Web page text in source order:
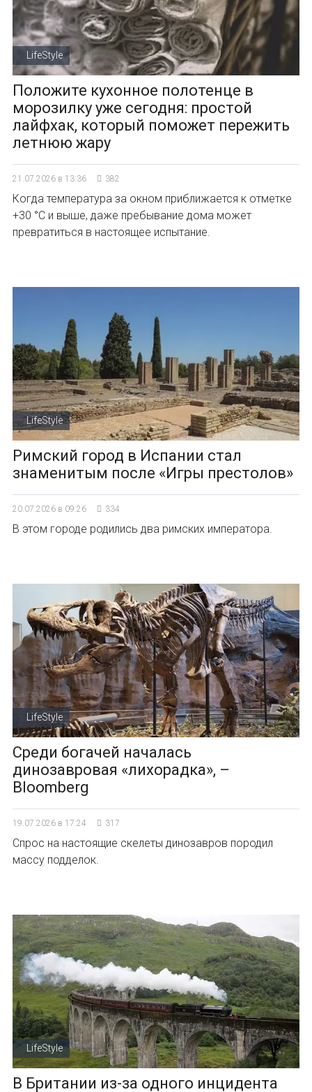
LifeStyle
Положите кухонное полотенце в
морозилку уже сегодня: простой
лайфхак, который поможет пережить
летнюю жару
21.07.2026 в 13:36 382
Когда температура за окном приближается к отметке
+30 °C и выше, даже пребывание дома может
превратиться в настоящее испытание.
LifeStyle
Римский город в Испании стал
знаменитым после «Игры престолов»
20.07.2026 в 09:26 334
В этом городе родились два римских императора.
LifeStyle
Среди богачей началась
динозавровая «лихорадка», –
Bloomberg
19.07.2026 в 17:24 317
Спрос на настоящие скелеты динозавров породил
массу подделок.
LifeStyle
В Британии из-за одного инцидента